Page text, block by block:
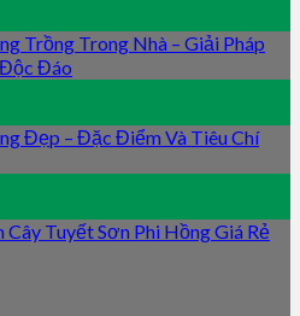
Trồng Trong Nhà – Giải Pháp
Đáo
Đẹp – Đặc Điểm Và Tiêu Chí
Tuyết Sơn Phi Hồng Giá Rẻ